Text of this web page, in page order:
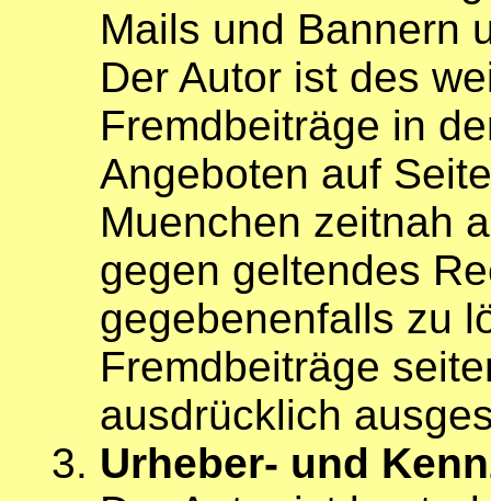
Mails und Bannern
Der Autor ist des
Fremdbeiträge in
Angeboten auf
Muenchen zeitnah
gegen geltendes
gegebenenfalls zu
Fremdbeiträge
ausdrücklich
Urheber- und